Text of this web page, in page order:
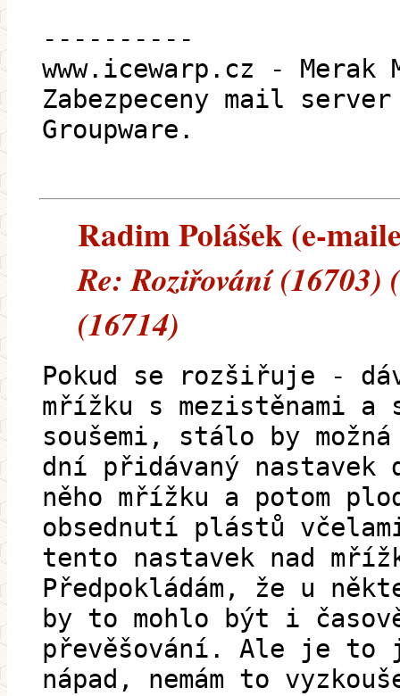
----------
www.icewarp.cz - Merak
Zabezpeceny mail
Groupware.
Radim Polášek (e-
Re: Roziřování (16703)
(16714)
Pokud se rozšiřuje -
mřížku s mezistěnami a
soušemi, stálo by
dní přidávaný nastavek
něho mřížku a potom
obsednutí plástů
tento nastavek nad
Předpokládám, že u
by to mohlo být i
převěšování. Ale je to
nápad, nemám to